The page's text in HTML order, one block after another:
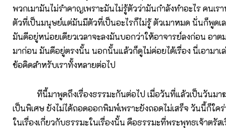
พวกเมามันไม่รำคาญเพราะมันไม่รู้ตัวว่ามันกำลังทำอะไร คนเร
ตัวที่เป็นมนุษย์แต่มันมีตัวที่เป็นอะไรก็ไม่รู้ ตัวเมาหมด นั่นก็พูดเล
มันดีอยู่หน่อยเดียวเวลาจะลงมันบอกว่าให้อาจารย์ลงก่อน อาตม
มาก่อน มันดีอยู่ตรงนั้น นอกนั้นแล้วก็ดูไม่ค่อยได้เรื่อง นี่เอามาเล่
ข้อคิดสำหรับเราทั้งหลายต่อไป
ทีนี้มาพูดถึงเรื่องธรรมะกันต่อไป เมื่อวันที่แล้วเป็นวันมาฆ
เป็นพิเศษ ยังไม่ได้ถอดออกพิมพ์เพราะยังถอดไม่เสร็จ วันนี้ก็ใ
ในเรื่องเกี่ยวกับธรรมะในเรื่องนั้น คือธรรมะที่พระพุทธเจ้าตรัส